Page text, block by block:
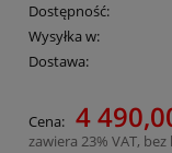
Dostępność:
Wysyłka w:
Dostawa:
Cena nie
Cena: 4
zawiera 23% VAT,